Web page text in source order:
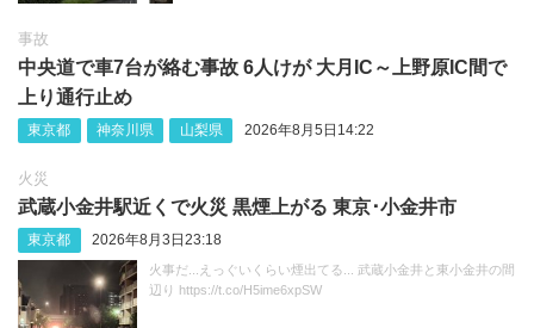
事故
中央道で車7台が絡む事故 6人けが 大月IC～上野原IC間で
上り通行止め
東京都 神奈川県 山梨県 2026年8月5日14:22
火災
武蔵小金井駅近くで火災 黒煙上がる 東京･小金井市
東京都 2026年8月3日23:18
火事だ...えっぐいくらい煙出てる... 武蔵小金井と東小金井の間
辺り https://t.co/H5ime6xpSW